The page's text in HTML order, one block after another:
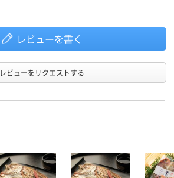
レビューを書く
レビューをリクエストする